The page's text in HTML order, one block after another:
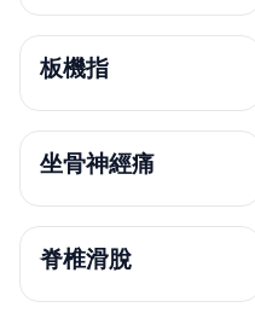
板機指
坐骨神經痛
脊椎滑脫